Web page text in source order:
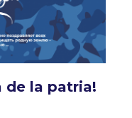
de la patria!